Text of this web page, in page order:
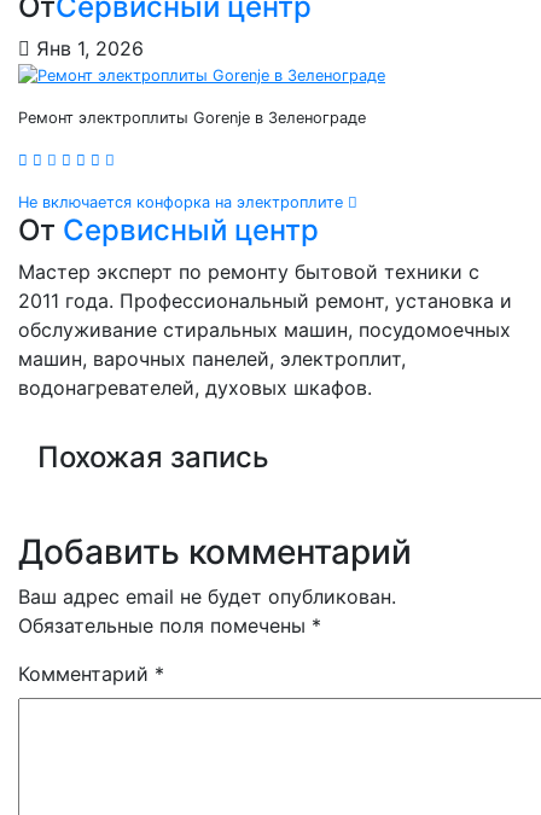
Янв 1, 2026
Ремонт электроплиты Gorenje в Зеленограде
Навигация
по
записям
Не включается конфорка на электроплите
От Сервисный центр
Мастер эксперт по ремонту бытовой техники с
2011 года. Профессиональный ремонт, установка и
обслуживание стиральных машин, посудомоечных
машин, варочных панелей, электроплит,
водонагревателей, духовых шкафов.
Похожая запись
Добавить комментарий
Ваш адрес email не будет опубликован.
Обязательные поля помечены *
Комментарий *